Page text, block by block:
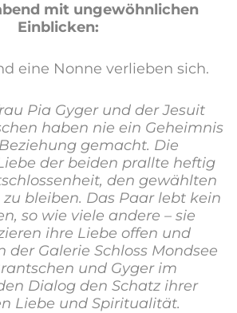
mit ungewöhnlichen
Einblicken:
eine Nonne verlieben sich.
Pia Gyger und der Jesuit
haben nie ein Geheimnis
gemacht. Die
der beiden prallte heftig
den gewählten
bleiben. Das Paar lebt kein
so wie viele andere – sie
ihre Liebe offen und
der Galerie Schloss Mondsee
und Gyger im
Dialog den Schatz ihrer
Liebe und Spiritualität.